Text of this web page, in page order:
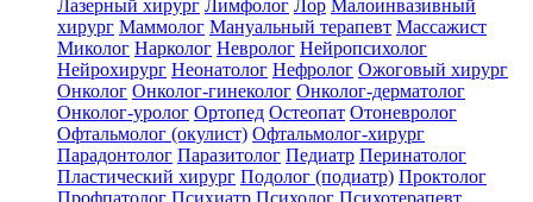
Лазерный хирург Лимфолог Лор Малоинвазивный
хирург Маммолог Мануальный терапевт Массажист
Миколог Нарколог Невролог Нейропсихолог
Нейрохирург Неонатолог Нефролог Ожоговый хирург
Онколог Онколог-гинеколог Онколог-дерматолог
Онколог-уролог Ортопед Остеопат Отоневролог
Офтальмолог (окулист) Офтальмолог-хирург
Парадонтолог Паразитолог Педиатр Перинатолог
Пластический хирург Подолог (подиатр) Проктолог
Профпатолог Психиатр Психолог Психотерапевт